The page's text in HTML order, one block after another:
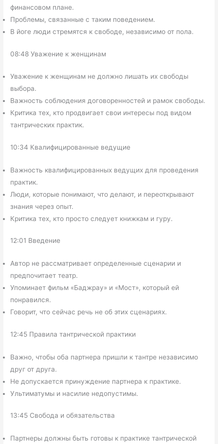
финансовом плане.
Проблемы, связанные с таким поведением.
В йоге люди стремятся к свободе, независимо от пола.
08:48 Уважение к женщинам
Уважение к женщинам не должно лишать их свободы
выбора.
Важность соблюдения договоренностей и рамок свободы.
Критика тех, кто продвигает свои интересы под видом
тантрических практик.
10:34 Квалифицированные ведущие
Важность квалифицированных ведущих для проведения
практик.
Люди, которые понимают, что делают, и переоткрывают
знания через опыт.
Критика тех, кто просто следует книжкам и гуру.
12:01 Введение
Автор не рассматривает определенные сценарии и
предпочитает театр.
Упоминает фильм «Баджрау» и «Мост», который ей
понравился.
Говорит, что сейчас речь не об этих сценариях.
12:45 Правила тантрической практики
Важно, чтобы оба партнера пришли к тантре независимо
друг от друга.
Не допускается принуждение партнера к практике.
Ультиматумы и насилие недопустимы.
13:45 Свобода и обязательства
Партнеры должны быть готовы к практике тантрической